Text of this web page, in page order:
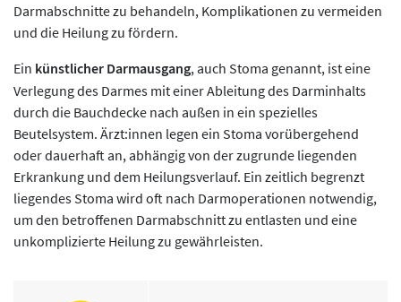
Darmabschnitte zu behandeln, Komplikationen zu vermeiden
und die Heilung zu fördern.
Ein künstlicher Darmausgang, auch Stoma genannt, ist eine
Verlegung des Darmes mit einer Ableitung des Darminhalts
durch die Bauchdecke nach außen in ein spezielles
Beutelsystem. Ärzt:innen legen ein Stoma vorübergehend
oder dauerhaft an, abhängig von der zugrunde liegenden
Erkrankung und dem Heilungsverlauf. Ein zeitlich begrenzt
liegendes Stoma wird oft nach Darmoperationen notwendig,
um den betroffenen Darmabschnitt zu entlasten und eine
unkomplizierte Heilung zu gewährleisten.